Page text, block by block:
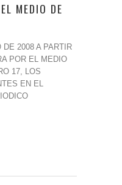
MEDIO DE
2008 A PARTIR
POR EL MEDIO
17, LOS
EN EL